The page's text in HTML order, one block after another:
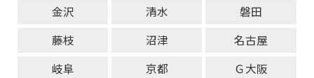
金沢
清水
磐田
藤枝
沼津
名古屋
岐阜
京都
Ｇ大阪